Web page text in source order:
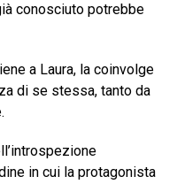
conosciuto potrebbe
a Laura, la coinvolge
di se stessa, tanto da
in cui la protagonista